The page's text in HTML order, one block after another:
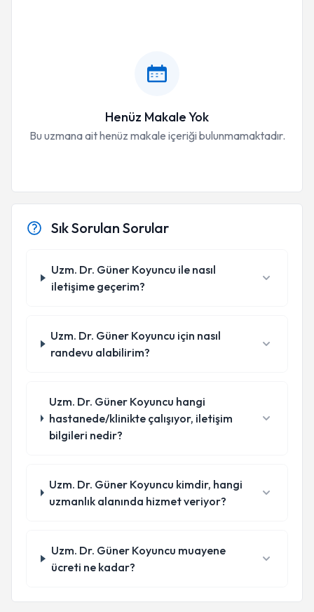
Henüz Makale Yok
Bu uzmana ait henüz makale içeriği bulunmamaktadır.
Sık Sorulan Sorular
Uzm. Dr. Güner Koyuncu ile nasıl
iletişime geçerim?
Uzm. Dr. Güner Koyuncu için nasıl
randevu alabilirim?
Uzm. Dr. Güner Koyuncu hangi
hastanede/klinikte çalışıyor, iletişim
bilgileri nedir?
Uzm. Dr. Güner Koyuncu kimdir, hangi
uzmanlık alanında hizmet veriyor?
Uzm. Dr. Güner Koyuncu muayene
ücreti ne kadar?